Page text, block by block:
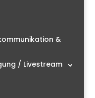
&
/ Livestream